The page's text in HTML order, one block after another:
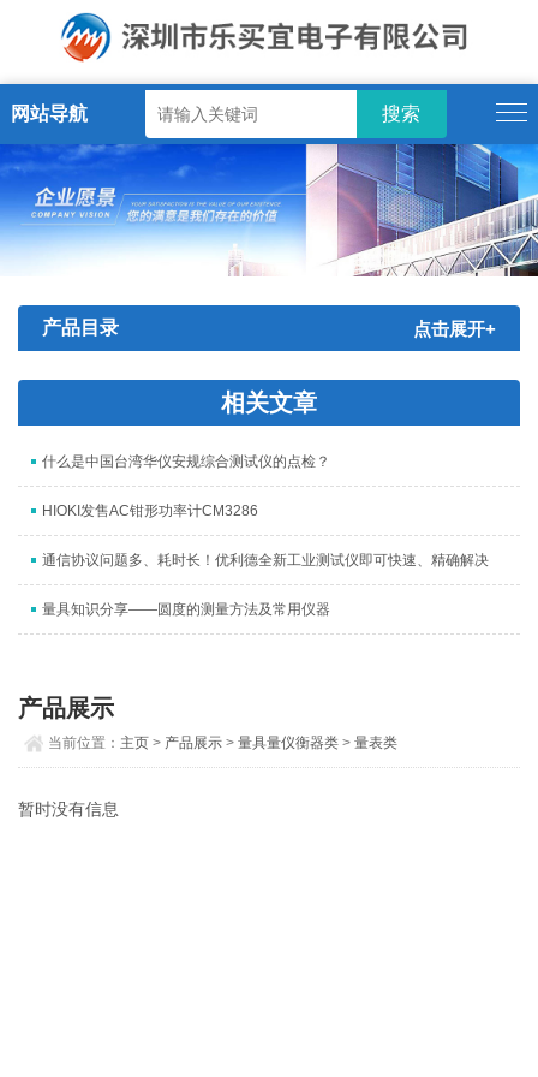
网站导航
产品目录 点击展开+
相关文章
什么是中国台湾华仪安规综合测试仪的点检？
HIOKI发售AC钳形功率计CM3286
通信协议问题多、耗时长！优利德全新工业测试仪即可快速、精确解决
量具知识分享——圆度的测量方法及常用仪器
产品展示
当前位置： 主页 > 产品展示 >量具量仪衡器类 >量表类
暂时没有信息